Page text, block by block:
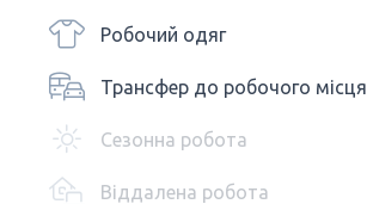
Робочий одяг
Трансфер до робочого місця
Сезонна робота
Віддалена робота